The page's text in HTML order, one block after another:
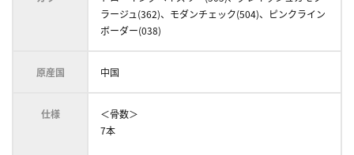
ラージュ(362)、モダンチェック(504)、ピンクライン
ボーダー(038)
原産国 中国
仕様
＜骨数＞
7本